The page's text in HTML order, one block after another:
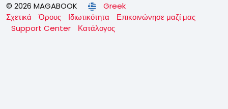
© 2026 MAGABOOK
Greek
Σχετικά
Όρους Ιδιωτικότητα
Επικοινώνησε μαζί μας
Support Center
Κατάλογος